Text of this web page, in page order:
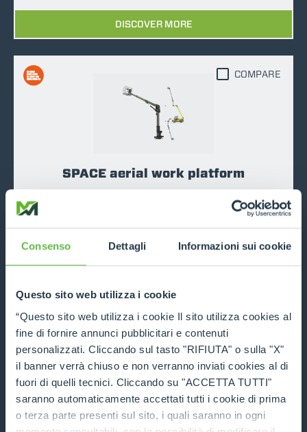
Consenso Dettagli Informazioni sui cookie
Questo sito web utilizza i cookie
“Questo sito web utilizza i cookie Il sito utilizza cookies al
fine di fornire annunci pubblicitari e contenuti
personalizzati. Cliccando sul tasto "RIFIUTA" o sulla "X"
il banner verrà chiuso e non verranno inviati cookies al di
fuori di quelli tecnici. Cliccando su "ACCETTA TUTTI"
saranno automaticamente accettati tutti i cookie di prima
o terza parte presenti sul sito, i quali saranno in ogni
DISCOVER MORE
SPACE aerial work platform
COMPARE
Slewing aerial work platform for
tunnels
DISCOVER MORE